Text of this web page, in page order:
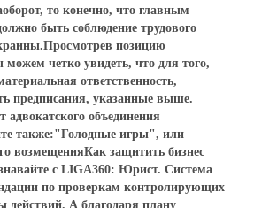
то конечно, что главным
быть соблюдение трудового
позицию
четко увидеть, что для того,
ответственность,
предписания, указанные выше.
объединения
также:"Голодные игры", или
возмещенияКак защитить бизнес
с LIGA360: Юрист. Система
по проверкам контролирующих
действий. А благодаря плану